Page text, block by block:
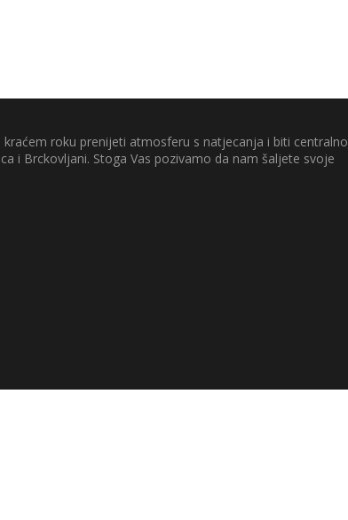
roku prenijeti atmosferu s natjecanja i biti centralno
i Brckovljani. Stoga Vas pozivamo da nam šaljete svoje